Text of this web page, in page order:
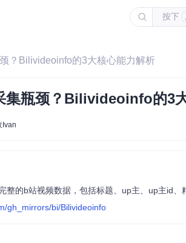
按下
？Bilivideoinfo的3大核心能力解析
集瓶颈？Bilivideoinfo的3
Ivan
gh_mirrors/bi/Bilivideoinfo